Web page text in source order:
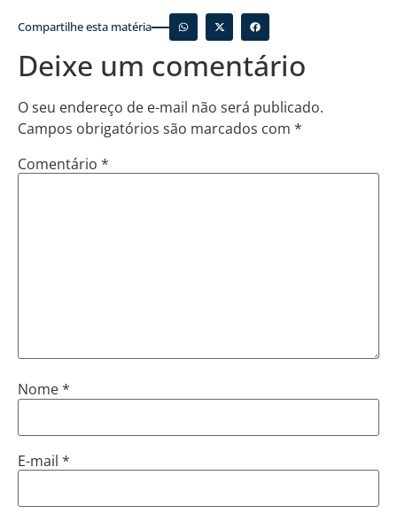
Compartilhe esta matéria
Deixe um comentário
O seu endereço de e-mail não será publicado.
Campos obrigatórios são marcados com *
Comentário *
Nome*
E-mail *